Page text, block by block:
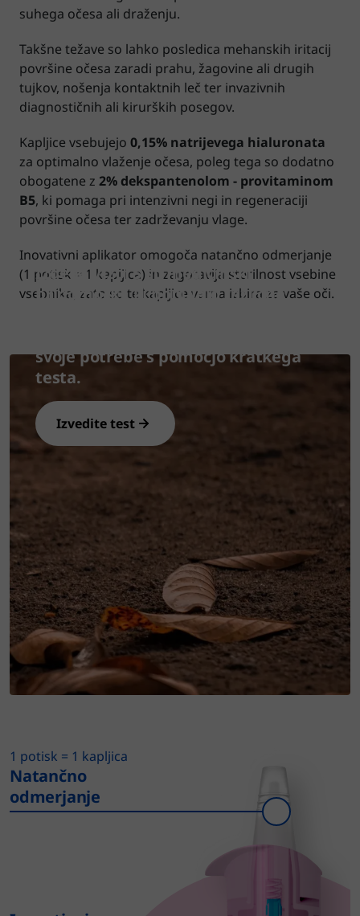
suhega očesa ali draženju.
Takšne težave so lahko posledica mehanskih iritacij
površine očesa zaradi prahu, žagovine ali drugih
tujkov, nošenja kontaktnih leč ter invazivnih
diagnostičnih ali kirurških posegov.
Kapljice vsebujejo 0,15% natrijevega hialuronata
za optimalno vlaženje očesa, poleg tega so dodatno
obogatene z 2% dekspantenolom - provitaminom
B5, ki pomaga pri intenzivni negi in regeneraciji
površine očesa ter zadrževanju vlage.
Inovativni aplikator omogoča natančno odmerjanje
(1 potisk = 1 kapljica) in zagotavlja sterilnost vsebine
vsebnika, zato so te kapljice varna izbira za vaše oči.
Izdelki Vizol S so medicinski
pripomočki, ki ponujajo različne
svoje potrebe s pomočjo kratkega
testa.
Izvedite test
1 potisk = 1 kapljica
Natančno
odmerjanje